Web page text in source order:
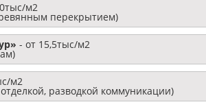
м2
перекрытием)
- от 15,5тыс/м2
м2
разводкой коммуникации)